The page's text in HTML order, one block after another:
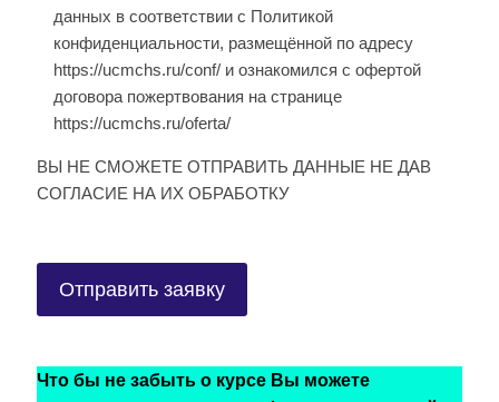
данных в соответствии с Политикой
конфиденциальности, размещённой по адресу
https://ucmchs.ru/conf/ и ознакомился с офертой
договора пожертвования на странице
https://ucmchs.ru/oferta/
ВЫ НЕ СМОЖЕТЕ ОТПРАВИТЬ ДАННЫЕ НЕ ДАВ
СОГЛАСИЕ НА ИХ ОБРАБОТКУ
Что бы не забыть о курсе Вы можете